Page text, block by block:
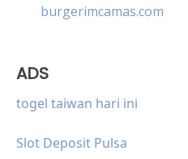
burgerimcamas.com
ADS
togel taiwan hari ini
Slot Deposit Pulsa